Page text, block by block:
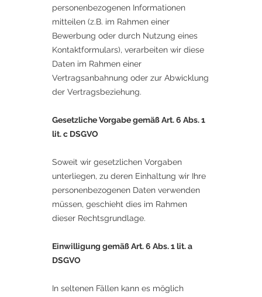
personenbezogenen Informationen
mitteilen (z.B. im Rahmen einer
Bewerbung oder durch Nutzung eines
Kontaktformulars), verarbeiten wir diese
Daten im Rahmen einer
Vertragsanbahnung oder zur Abwicklung
der Vertragsbeziehung.
Gesetzliche Vorgabe gemäß Art. 6 Abs. 1
lit. c DSGVO​
Soweit wir gesetzlichen Vorgaben
unterliegen, zu deren Einhaltung wir Ihre
personenbezogenen Daten verwenden
müssen, geschieht dies im Rahmen
dieser Rechtsgrundlage.
Einwilligung gemäß Art. 6 Abs. 1 lit. a
DSGVO​
In seltenen Fällen kann es möglich